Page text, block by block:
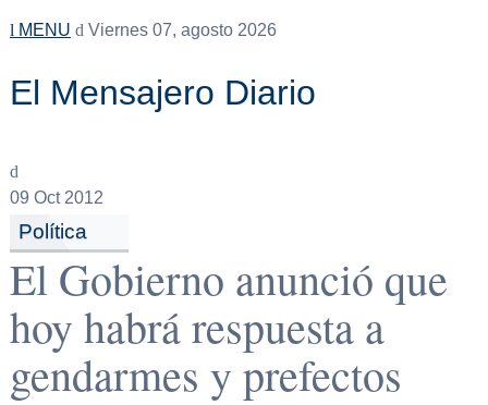
MENU Viernes 07, agosto 2026
El Mensajero Diario
09 Oct 2012
Política
El Gobierno anunció que
hoy habrá respuesta a
gendarmes y prefectos